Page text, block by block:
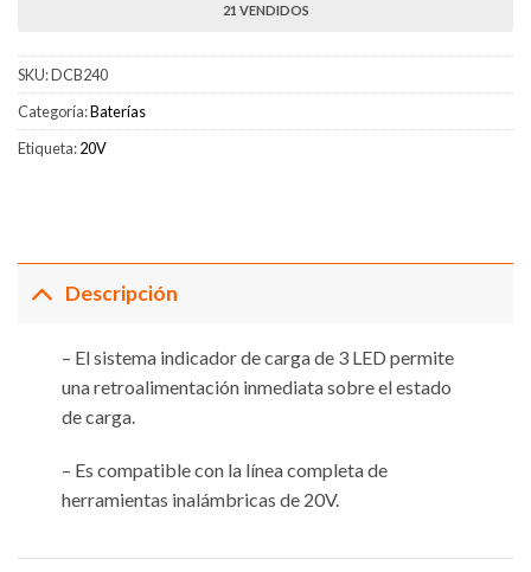
21 VENDIDOS
SKU:DCB240
Categoría:Baterías
Etiqueta:20V
Descripción
– El sistema indicador de carga de 3 LED permite
una retroalimentación inmediata sobre el estado
de carga.
– Es compatible con la línea completa de
herramientas inalámbricas de 20V.